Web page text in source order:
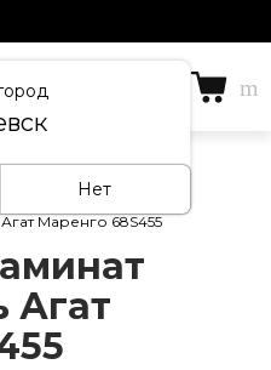
Нет
Кварцевый ламинат
Маренго 68S455
Агат